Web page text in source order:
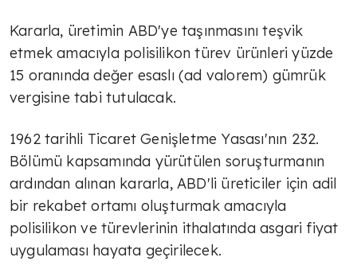
Kararla, üretimin ABD'ye taşınmasını teşvik
etmek amacıyla polisilikon türev ürünleri yüzde
15 oranında değer esaslı (ad valorem) gümrük
vergisine tabi tutulacak.
1962 tarihli Ticaret Genişletme Yasası'nın 232.
Bölümü kapsamında yürütülen soruşturmanın
ardından alınan kararla, ABD'li üreticiler için adil
bir rekabet ortamı oluşturmak amacıyla
polisilikon ve türevlerinin ithalatında asgari fiyat
uygulaması hayata geçirilecek.